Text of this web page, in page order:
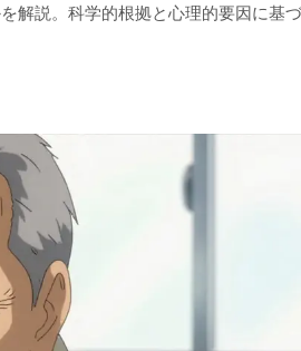
解説。科学的根拠と心理的要因に基